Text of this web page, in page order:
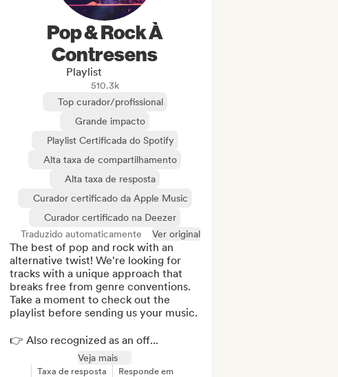
Pop & Rock À
Contresens
Playlist
510.3k
Top curador/profissional
Grande impacto
Playlist Certificada do Spotify
Alta taxa de compartilhamento
Alta taxa de resposta
Curador certificado da Apple Music
Curador certificado na Deezer
Traduzido automaticamente
Ver original
The best of pop and rock with an
alternative twist! We're looking for
tracks with a unique approach that
breaks free from genre conventions.
Take a moment to check out the
playlist before sending us your music.
👉 Also recognized as an off...
Veja mais
Taxa de resposta Responde em